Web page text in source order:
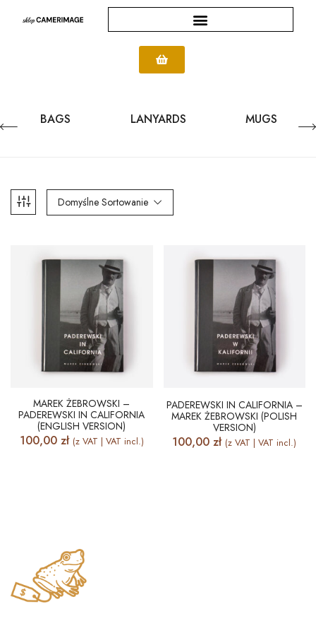
BAGS LANYARDS MUGS
Domyślne Sortowanie
MAREK ŻEBROWSKI –
PADEREWSKI IN CALIFORNIA
(ENGLISH VERSION)
100,00 zł (z VAT | VAT incl.)
PADEREWSKI IN CALIFORNIA –
MAREK ŻEBROWSKI (POLISH
VERSION)
100,00zł (z VAT | VAT incl.)